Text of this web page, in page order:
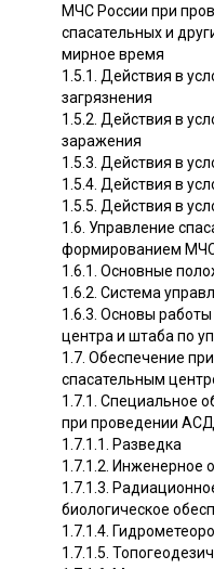
МЧС России при
спасательных и
мирное время
1.5.1. Действия в
загрязнения
1.5.2. Действия в
заражения
1.5.3. Действия в
1.5.4. Действия в
1.5.5. Действия в
1.6. Управление
формированием
1.6.1. Основные
1.6.2. Система
1.6.3. Основы
центра и штаба по
1.7. Обеспечение
спасательным
1.7.1. Специальное
при проведении
1.7.1.1. Разведка
1.7.1.2. Инженерное
1.7.1.3.
биологическое
1.7.1.4.
1.7.1.5.